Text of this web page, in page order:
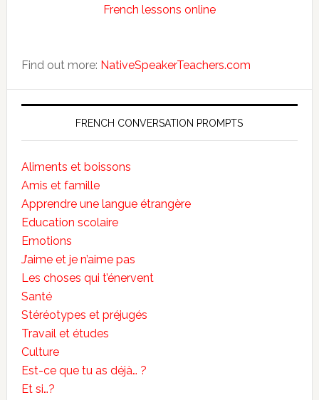
Find out more: NativeSpeakerTeachers.com
FRENCH CONVERSATION PROMPTS
Aliments et boissons
Amis et famille
Apprendre une langue étrangère
Education scolaire
Emotions
J’aime et je n’aime pas
Les choses qui t’énervent
Santé
Stéréotypes et préjugés
Travail et études
Culture
Est-ce que tu as déjà… ?
Et si…?